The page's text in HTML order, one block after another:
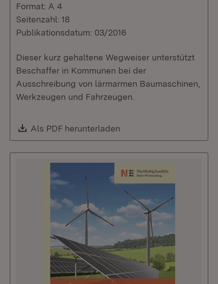
Format: A 4
Seitenzahl: 18
Publikationsdatum: 03/2016
Dieser kurz gehaltene Wegweiser unterstützt
Beschaffer in Kommunen bei der
Ausschreibung von lärmarmen Baumaschinen,
Werkzeugen und Fahrzeugen.
Download:
Als PDF herunterladen